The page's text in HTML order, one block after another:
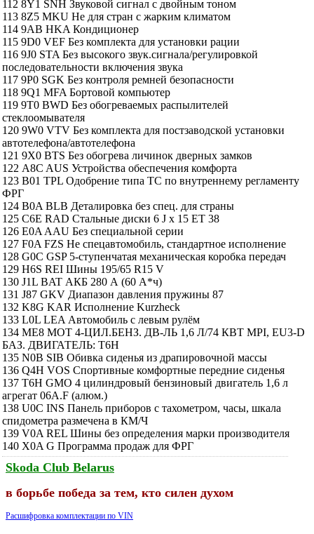
112 8Y1 SNH Звуковой сигнал с двойным тоном
113 8Z5 MKU Не для стран с жарким климатом
114 9AB HKA Кондиционер
115 9D0 VEF Без комплекта для установки рации
116 9J0 STA Без высокого звук.сигнала/регулировкой
последовательности включения звука
117 9P0 SGK Без контроля ремней безопасности
118 9Q1 MFA Бортовой компьютер
119 9T0 BWD Без обогреваемых распылителей
стеклоомывателя
120 9W0 VTV Без комплекта для постзаводской установки
автотелефона/автотелефона
121 9X0 BTS Без обогрева личинок дверных замков
122 A8C AUS Устройства обеспечения комфорта
123 B01 TPL Одобрение типа ТС по внутреннему регламенту
ФРГ
124 B0A BLB Деталировка без спец. для страны
125 C6E RAD Стальные диски 6 J x 15 ET 38
126 E0A AAU Без специальной серии
127 F0A FZS Не спецавтомобиль, стандартное исполнение
128 G0C GSP 5-ступенчатая механическая коробка передач
129 H6S REI Шины 195/65 R15 V
130 J1L BAT АКБ 280 А (60 А*ч)
131 J87 GKV Диапазон давления пружины 87
132 K8G KAR Исполнение Kurzheck
133 L0L LEA Автомобиль с левым рулём
134 ME8 MOT 4-ЦИЛ.БЕНЗ. ДВ-ЛЬ 1,6 Л/74 КВТ MPI, EU3-D
БАЗ. ДВИГАТЕЛЬ: T6H
135 N0B SIB Обивка сиденья из драпировочной массы
136 Q4H VOS Спортивные комфортные передние сиденья
137 T6H GMO 4 цилиндровый бензиновый двигатель 1,6 л
агрегат 06A.F (алюм.)
138 U0C INS Панель приборов с тахометром, часы, шкала
спидометра размечена в КМ/Ч
139 V0A REL Шины без определения марки производителя
140 X0A G Программа продаж для ФРГ
Skoda Club Belarus
в борьбе победа за тем, кто силен духом
Расшифровка комплектации по VIN